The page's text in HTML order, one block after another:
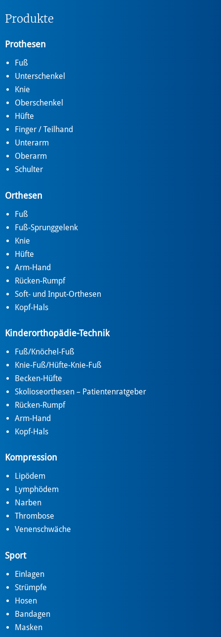
Produkte
Prothesen
Fuß
Unterschenkel
Knie
Oberschenkel
Hüfte
Finger / Teilhand
Unterarm
Oberarm
Schulter
Orthesen
Fuß
Fuß-Sprunggelenk
Knie
Hüfte
Arm-Hand
Rücken-Rumpf
Soft- und Input-Orthesen
Kopf-Hals
Kinderorthopädie-Technik
Fuß/Knöchel-Fuß
Knie-Fuß/Hüfte-Knie-Fuß
Becken-Hüfte
Skolioseorthesen – Patientenratgeber
Rücken-Rumpf
Arm-Hand
Kopf-Hals
Kompression
Lipödem
Lymphödem
Narben
Thrombose
Venenschwäche
Sport
Einlagen
Strümpfe
Hosen
Bandagen
Masken